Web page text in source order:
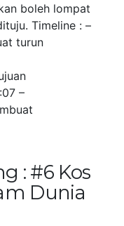
boleh lompat
Timeline : –
turun
–
: #6 Kos
Dunia